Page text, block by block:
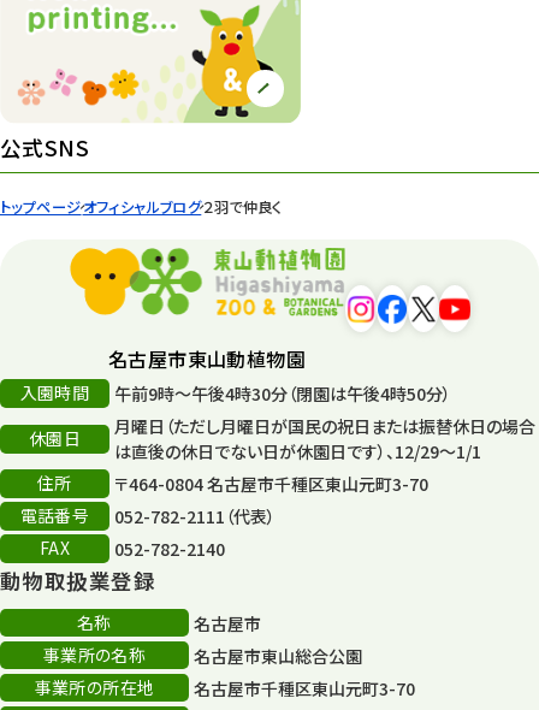
トップページオフィシャルブログ２羽で仲良く
イベント
園内の様子
遊園地 6
平和公園
再生
再生フォーラム 14
80周年
その他
その他イベント
スカイタワー
年末年始のイベント
公式SNS
名古屋市東山動植物園
入園時間
午前9時～午後4時30分（閉園は午後4時50分）
休園日
月曜日（ただし月曜日が国民の祝日または振替休日の場合
は直後の休日でない日が休園日です）、12/29～1/1
住所
〒464-0804 名古屋市千種区東山元町3-70
電話番号
052-782-2111（代表）
FAX
052-782-2140
動物取扱業登録
名称
名古屋市
事業所の名称
名古屋市東山総合公園
事業所の所在地
名古屋市千種区東山元町3-70